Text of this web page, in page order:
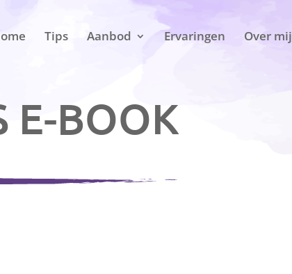
Tips Aanbod Ervaringen Over mij
E-BOOK